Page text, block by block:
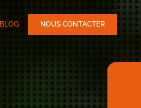
BLOG NOUS CONTACTER